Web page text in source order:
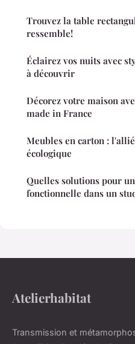
Trouvez la table
ressemble!
Éclairez vos nuits avec
à découvrir
Décorez votre maison
made in France
Meubles en carton :
écologique
Quelles solutions pour
fonctionnelle dans un
Atelierhabitat
Transmission et